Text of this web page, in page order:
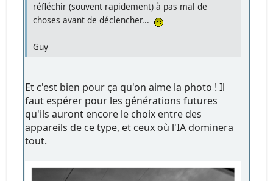
réfléchir (souvent rapidement) à pas mal de
choses avant de déclencher...
Guy
Et c'est bien pour ça qu'on aime la photo ! Il
faut espérer pour les générations futures
qu'ils auront encore le choix entre des
appareils de ce type, et ceux où l'IA dominera
tout.